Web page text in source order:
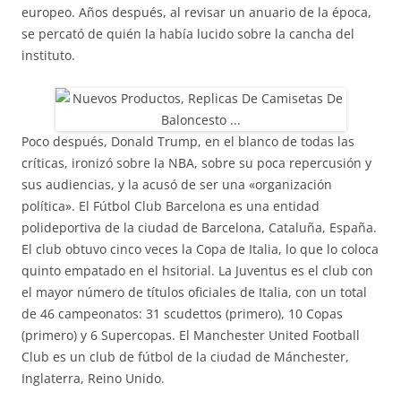
europeo. Años después, al revisar un anuario de la época,
se percató de quién la había lucido sobre la cancha del
instituto.
Poco después, Donald Trump, en el blanco de todas las
críticas, ironizó sobre la NBA, sobre su poca repercusión y
sus audiencias, y la acusó de ser una «organización
política». El Fútbol Club Barcelona es una entidad
polideportiva de la ciudad de Barcelona, Cataluña, España.
El club obtuvo cinco veces la Copa de Italia, lo que lo coloca
quinto empatado en el hsitorial. La Juventus es el club con
el mayor número de títulos oficiales de Italia, con un total
de 46 campeonatos: 31 scudettos (primero), 10 Copas
(primero) y 6 Supercopas. El Manchester United Football
Club es un club de fútbol de la ciudad de Mánchester,
Inglaterra, Reino Unido.